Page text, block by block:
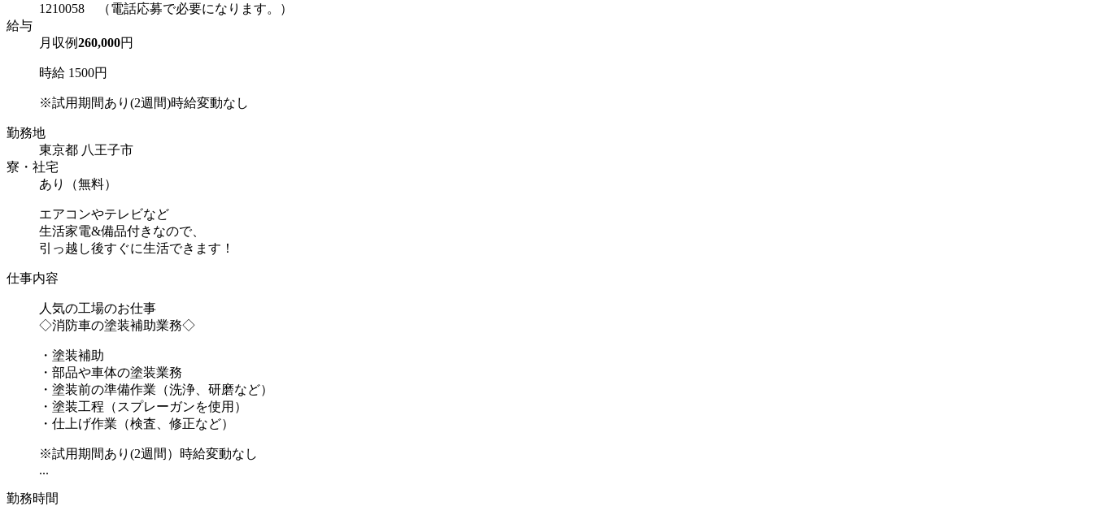
1210058 （電話応募で必要になります。）
給与
月収例260,000円
時給 1500円
※試用期間あり(2週間)時給変動なし
勤務地
東京都 八王子市
寮・社宅
あり（無料）
エアコンやテレビなど
生活家電&備品付きなので、
引っ越し後すぐに生活できます！
仕事内容
人気の工場のお仕事
◇消防車の塗装補助業務◇
・塗装補助
・部品や車体の塗装業務
・塗装前の準備作業（洗浄、研磨など）
・塗装工程（スプレーガンを使用）
・仕上げ作業（検査、修正など）
※試用期間あり(2週間）時給変動なし
...
勤務時間